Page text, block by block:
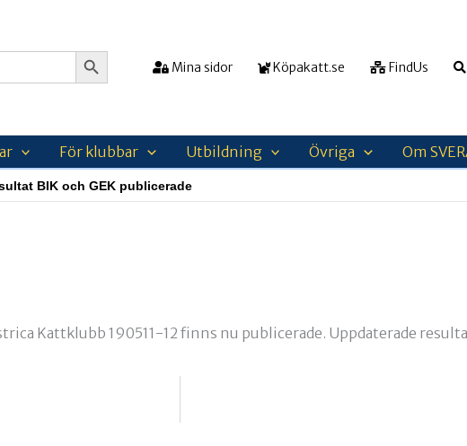
Sökknapp
Mina sidor
Köpakatt.se FindUs
För klubbar Utbildning Övriga Om
BIK och GEK publicerade
Kattklubb 190511-12 finns nu publicerade. Uppdaterade